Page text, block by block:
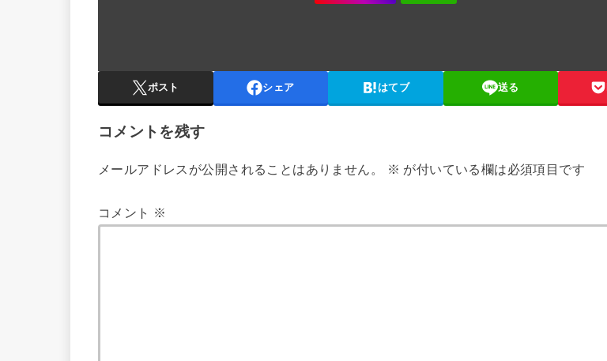
ポスト シェア はてブ 送る
コメントを残す
メールアドレスが公開されることはありません。 ※ が付いている欄は必須項目です
コメント ※